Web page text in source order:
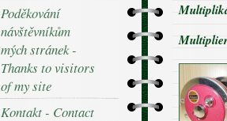
Poděkování
návštěvníkům
mých stránek -
Thanks to visitors
of my site
Kontakt - Contact